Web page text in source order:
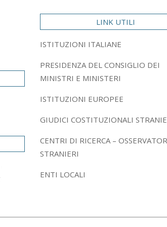
LINK UTILI
ISTITUZIONI ITALIANE
PRESIDENZA DEL CONSIGLIO DEI
MINISTRI E MINISTERI
ISTITUZIONI EUROPEE
GIUDICI COSTITUZIONALI
CENTRI DI RICERCA –
STRANIERI
ENTI LOCALI